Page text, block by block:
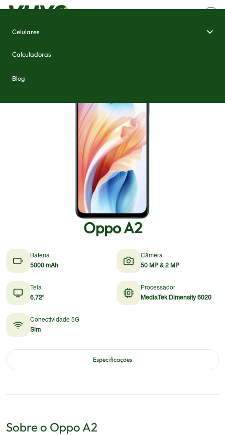
Celulares
Calculadoras
Blog
Oppo A2
Bateria
5000 mAh
Câmera
50 MP & 2 MP
Tela
6.72"
Processador
MediaTek Dimensity 6020
Conectividade 5G
Sim
Especificações
Sobre o Oppo A2